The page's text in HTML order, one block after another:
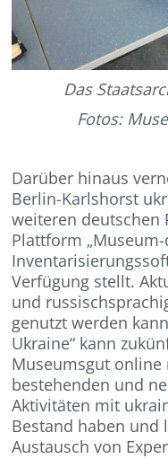
Das
Fotos:
Darüber hinaus
Berlin-Karlshorst
weiteren deutschen
Plattform
Verfügung stellt.
und
genutzt werden
Ukraine“ kann
Museumsgut
bestehenden und
Aktivitäten mit
Bestand haben und
Austausch von